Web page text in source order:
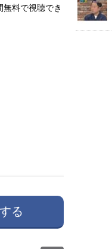
料で視聴でき
る